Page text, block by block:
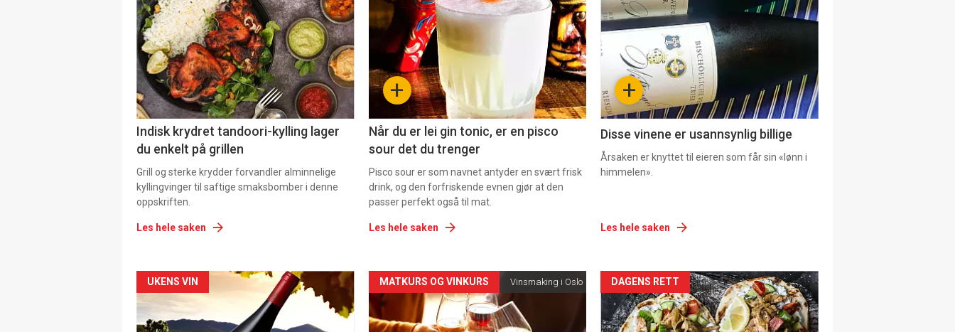
Indisk krydret tandoori-kylling lager
du enkelt på grillen
Grill og sterke krydder forvandler alminnelige
kyllingvinger til saftige smaksbomber i denne
oppskriften.
Les hele saken
akkurat
nå
-
+
Når du er lei gin tonic, er en pisco
sour det du trenger
Pisco sour er som navnet antyder en svært frisk
drink, og den forfriskende evnen gjør at den
passer perfekt også til mat.
Les hele saken
akkurat
nå
3 +
Disse vinene er usannsynlig billige
Årsaken er knyttet til eieren som får sin «lønn i
himmelen».
Les hele saken
Forsiden
akkurat
UKENS VIN
Forsiden
akkurat
MATKURS OG VINKURS Vinsmaking i Oslo
Forsiden
akkurat
DAGENS RETT